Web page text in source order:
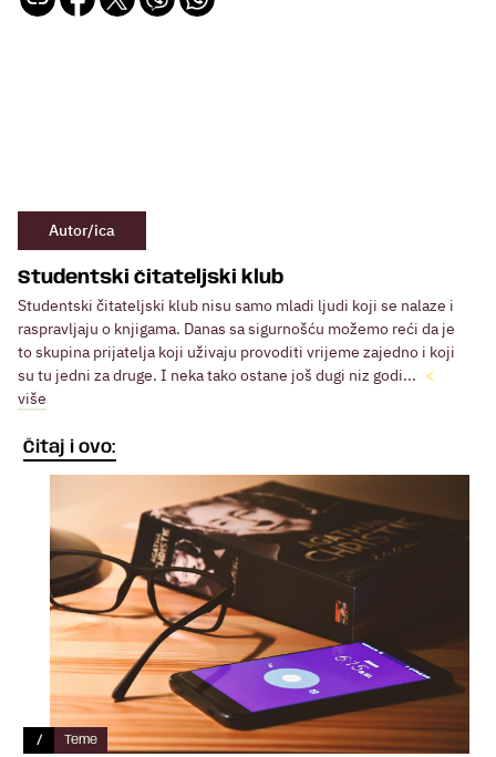
Autor/ica
Studentski čitateljski klub
Studentski čitateljski klub nisu samo mladi ljudi koji se nalaze i
raspravljaju o knjigama. Danas sa sigurnošću možemo reći da je
to skupina prijatelja koji uživaju provoditi vrijeme zajedno i koji
su tu jedni za druge. I neka tako ostane još dugi niz godi...
više
Čitaj i ovo:
/ Teme